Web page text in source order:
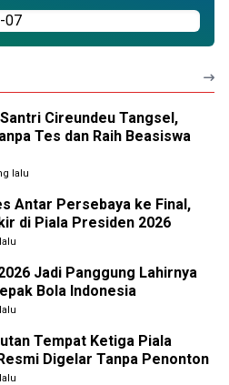
Cireundeu Tangsel,
Tes dan Raih Beasiswa
lalu
Antar Persebaya ke Final,
di Piala Presiden 2026
Jadi Panggung Lahirnya
Bola Indonesia
Tempat Ketiga Piala
Digelar Tanpa Penonton